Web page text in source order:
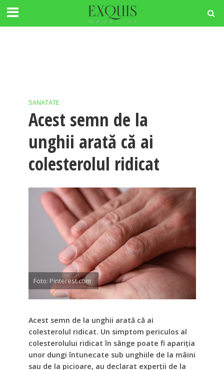
SANATATE
Acest semn de la
unghii arată că ai
colesterolul ridicat
Foto: Pinterest.com
Acest semn de la unghii arată că ai
colesterolul ridicat. Un simptom periculos al
colesterolului ridicat în sânge poate fi apariția
unor dungi întunecate sub unghiile de la mâini
sau de la picioare, au declarat experții de la